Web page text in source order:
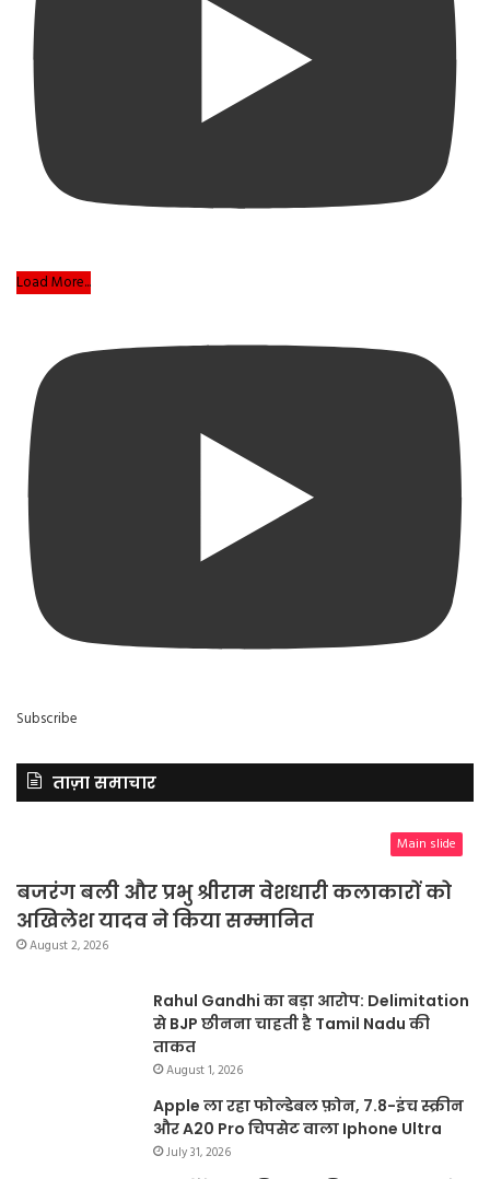
Load More...
Subscribe
ताज़ा समाचार
Main slide
बजरंग बली और प्रभु श्रीराम वेशधारी कलाकारों को
अखिलेश यादव ने किया सम्मानित
August 2, 2026
Rahul Gandhi का बड़ा आरोप: Delimitation
से BJP छीनना चाहती है Tamil Nadu की
ताकत
August 1, 2026
Apple ला रहा फोल्डेबल फ़ोन, 7.8-इंच स्क्रीन
और A20 Pro चिपसेट वाला Iphone Ultra
July 31, 2026